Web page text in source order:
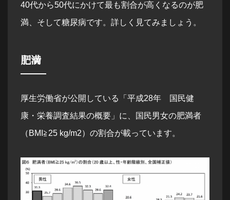
40代から50代にかけて最も割合が高くなるのが肥
満、そして糖尿病です。詳しく見てみましょう。
肥満
厚生労働省が公開している「平成28年 国民健
康・栄養調査結果の概要」に、国民男女の肥満者
（BMI≧25 kg/m2）の割合が載っています。